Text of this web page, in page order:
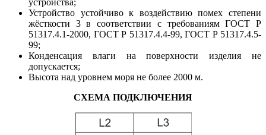
устройства;
Устройство устойчиво к воздействию помех степени
жёсткости 3 в соответствии с требованиям ГОСТ Р
51317.4.1-2000, ГОСТ Р 51317.4.4-99, ГОСТ Р 51317.4.5-
99;
Конденсация влаги на поверхности изделия не
допускается;
Высота над уровнем моря не более 2000 м.
СХЕМА ПОДКЛЮЧЕНИЯ